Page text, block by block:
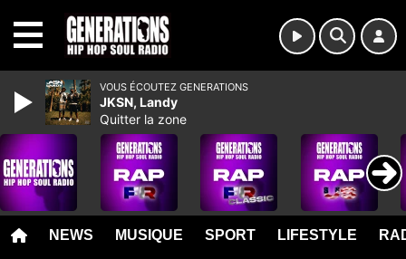
NEWS MUSIQUE SPORT LIFESTYLE
VOUS ÉCOUTEZ GENERATIONS
JKSN, Landy
Quitter la zone